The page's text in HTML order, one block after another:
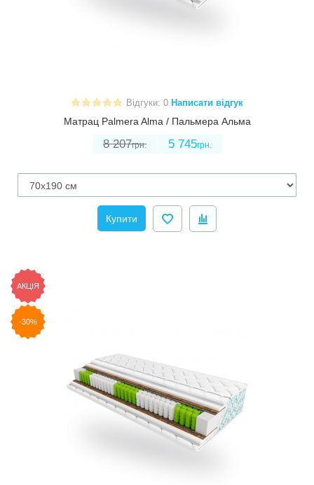
Відгуки: 0 Написати відгук
Матрац Palmera Alma / Пальмера Альма
8 207грн. 5 745грн.
Купити
АКЦІЯ
-30%